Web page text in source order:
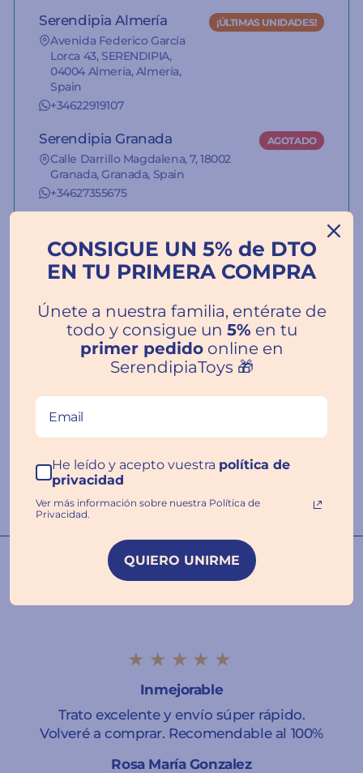
Serendipia Almería
Avenida Federico García
Lorca 43, SERENDIPIA,
04004 Almería, Almería,
Spain
+34622919107
¡ÚLTIMAS UNIDADES!
Serendipia Granada
Calle Darrillo Magdalena, 7, 18002
Granada, Granada, Spain
+34627355675
AGOTADO
tiendas es orientativa.
Reseñas de Clientes
Escribir una
Nuestras familias hablan por
nosotros ❤️
★★★★★
Inmejorable
Trato excelente y envío súper rápido.
Volveré a comprar. Recomendable al 100%
Rosa María Gonzalez
CONSIGUE UN 5% de DTO
EN TU PRIMERA COMPRA
Únete a nuestra familia, entérate de
todo y consigue un 5% en tu
primer pedidoonline en
SerendipiaToys 🎁
He leído y acepto vuestra política de
privacidad
Ver más información sobre nuestra Política de
Privacidad.
QUIERO UNIRME